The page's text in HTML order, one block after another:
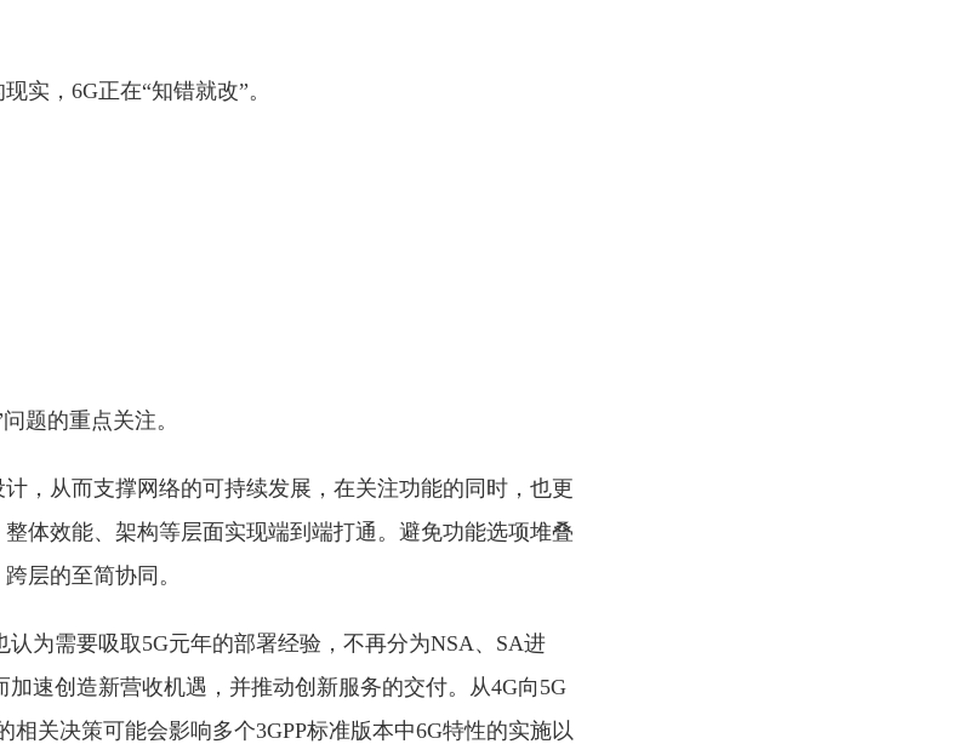
实，6G正在“知错就改”。
题的重点关注。
，从而支撑网络的可持续发展，在关注功能的同时，也更
体效能、架构等层面实现端到端打通。避免功能选项堆叠
层的至简协同。
为需要吸取5G元年的部署经验，不再分为NSA、SA进
速创造新营收机遇，并推动创新服务的交付。从4G向5G
相关决策可能会影响多个3GPP标准版本中6G特性的实施以